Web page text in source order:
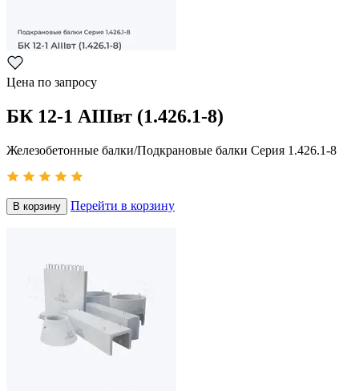
Цена по запросу
БК 12-1 АIIIвт (1.426.1-8)
Железобетонные балки/Подкрановые балки Серия 1.426.1-8
В корзину Перейти в корзину